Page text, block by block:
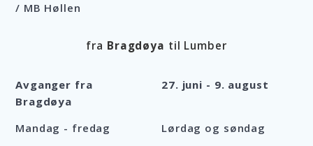
/ MB Høllen
fra Bragdøya til Lumber
Avganger fra
Bragdøya
27. juni - 9. august
Mandag - fredag
Lørdag og søndag